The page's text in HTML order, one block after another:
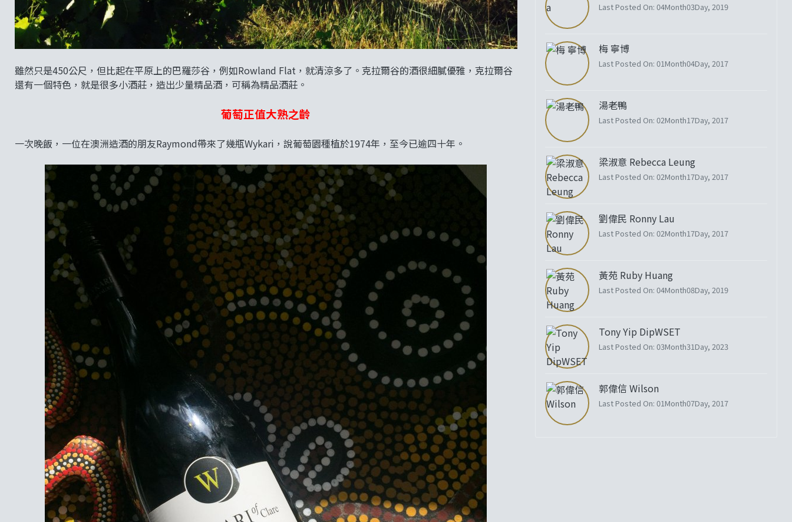
雖然只是450公尺，但比起在平原上的巴羅莎谷，例如Rowland Flat，就清涼多了。克拉爾谷的酒很細膩優雅，克拉爾谷
還有一個特色，就是很多小酒莊，造出少量精品酒，可稱為精品酒莊。
葡萄正值大熟之齡
一次晚飯，一位在澳洲造酒的朋友Raymond帶來了幾瓶Wykari，說葡萄園種植於1974年，至今已逾四十年。
Last Posted On: 04Month03Day, 2019
梅 寧博
Last Posted On: 01Month04Day, 2017
湯老鴨
Last Posted On: 02Month17Day, 2017
梁淑意 Rebecca Leung
Last Posted On: 02Month17Day, 2017
劉偉民 Ronny Lau
Last Posted On: 02Month17Day, 2017
黃苑 Ruby Huang
Last Posted On: 04Month08Day, 2019
Tony Yip DipWSET
Last Posted On: 03Month31Day, 2023
郭偉信 Wilson
Last Posted On: 01Month07Day, 2017